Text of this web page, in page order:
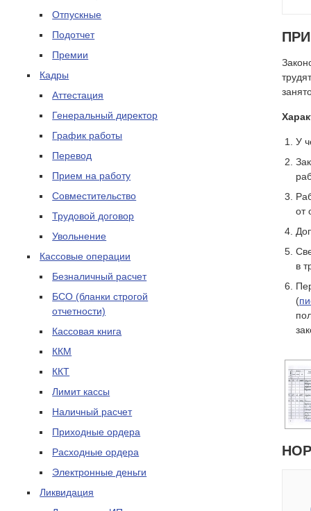
Отпускные
Подотчет
Премии
Кадры
Аттестация
Генеральный директор
График работы
Перевод
Прием на работу
Совместительство
Трудовой договор
Увольнение
Кассовые операции
Безналичный расчет
БСО (бланки строгой
отчетности)
Кассовая книга
ККМ
ККТ
Лимит кассы
Наличный расчет
Приходные ордера
Расходные ордера
Электронные деньги
Ликвидация
У
от
в
(